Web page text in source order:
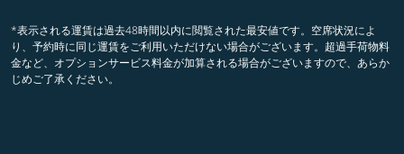
*表示される運賃は過去48時間以内に閲覧された最安値です。空席状況によ
り、予約時に同じ運賃をご利用いただけない場合がございます。超過手荷物料
金など、オプションサービス料金が加算される場合がございますので、あらか
じめご了承ください。